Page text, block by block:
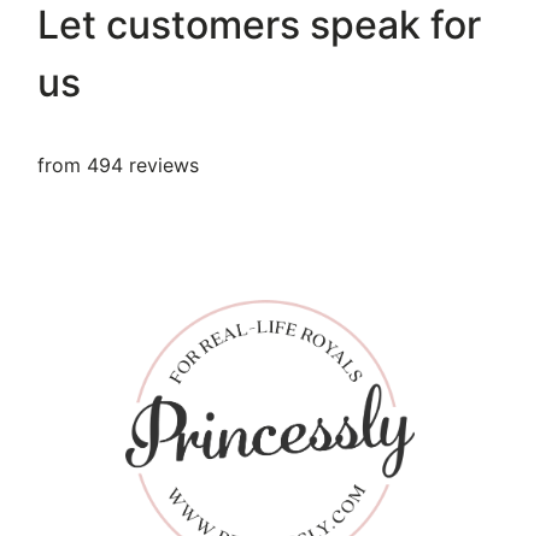
Let customers speak for
us
from 494 reviews